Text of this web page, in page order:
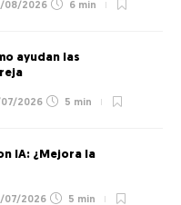
08/2026 6 min
ayudan las
07/2026 5 min
IA: ¿Mejora la
07/2026 5 min